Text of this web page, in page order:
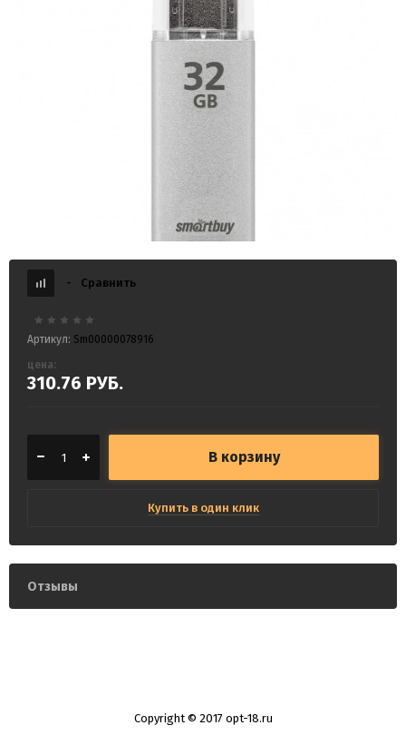
- Сравнить
Артикул: Sm00000078916
цена:
310.76 РУБ.
В корзину
Купить в один клик
Отзывы
Copyright © 2017 opt-18.ru